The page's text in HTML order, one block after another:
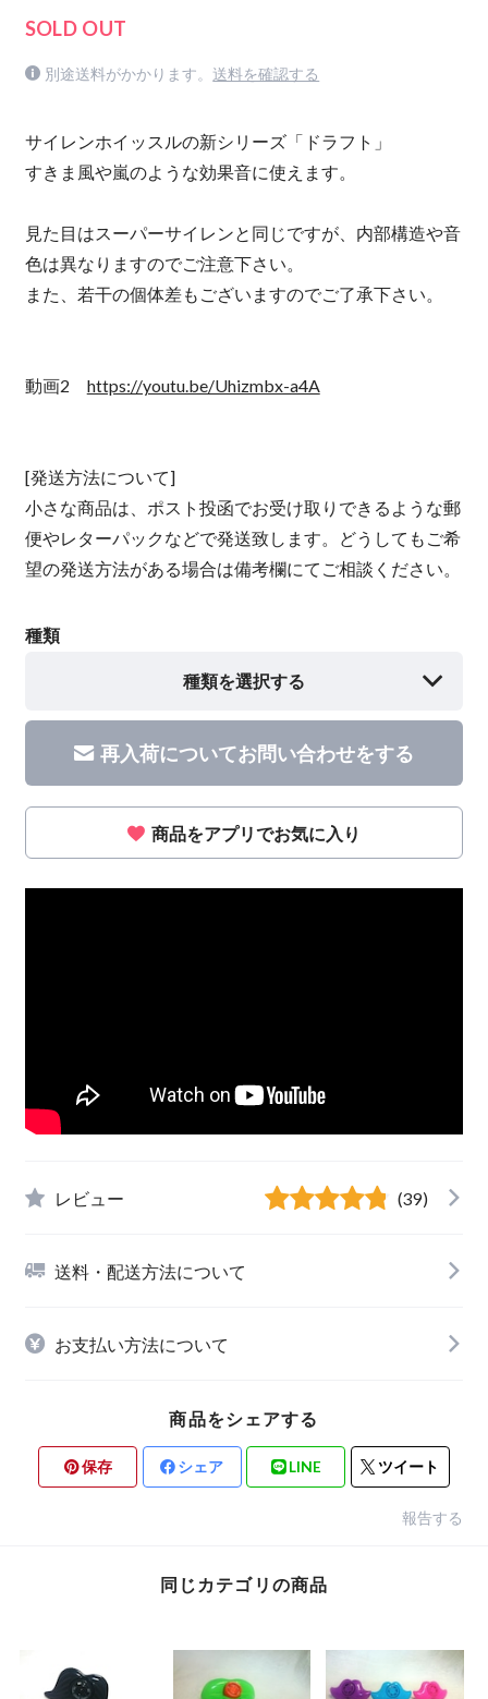
SOLD OUT
別途送料がかかります。 送料を確認する
サイレンホイッスルの新シリーズ「ドラフト」
すきま風や嵐のような効果音に使えます。
見た目はスーパーサイレンと同じですが、内部構造や音
色は異なりますのでご注意下さい。
また、若干の個体差もございますのでご了承下さい。
動画2 https://youtu.be/Uhizmbx-a4A
[発送方法について]
小さな商品は、ポスト投函でお受け取りできるような郵
便やレターパックなどで発送致します。どうしてもご希
望の発送方法がある場合は備考欄にてご相談ください。
種類
種類を選択する
再入荷についてお問い合わせをする
商品をアプリでお気に入り
レビュー (39)
送料・配送方法について
お支払い方法について
商品をシェアする
保存 シェア LINE ツイート
報告する
同じカテゴリの商品